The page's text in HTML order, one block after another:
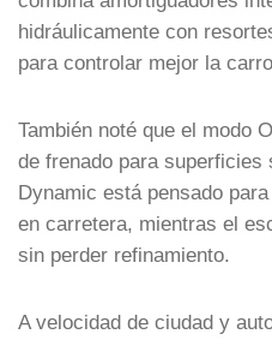
hidráulicamente con
para controlar mejor la
También noté que el modo
de frenado para superficies
Dynamic está pensado
en carretera, mientras el
sin perder refinamiento.
A velocidad de ciudad y